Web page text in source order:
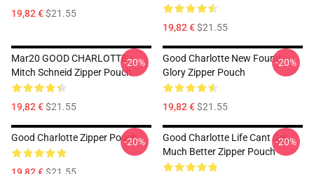
19,82 €$21.55
19,82 €$21.55
Mar20 GOOD CHARLOTTE
Mitch Schneid Zipper Pouch
19,82 €$21.55
-20%
Good Charlotte New Found
Glory Zipper Pouch
19,82 €$21.55
-20%
Good Charlotte Zipper Pouch
-20%
Good Charlotte Life Cant Get
Much Better Zipper Pouch
-20%